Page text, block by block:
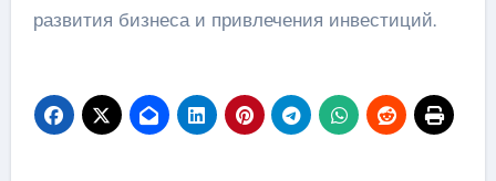
развития бизнеса и привлечения инвестиций.